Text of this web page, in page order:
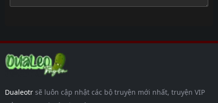
trước
Chap 35
7 tháng
Chap 34
Chap 33
7 tháng
Dualeotr sẽ luôn cập nhật các bộ truyện mới nhất, truyện VIP